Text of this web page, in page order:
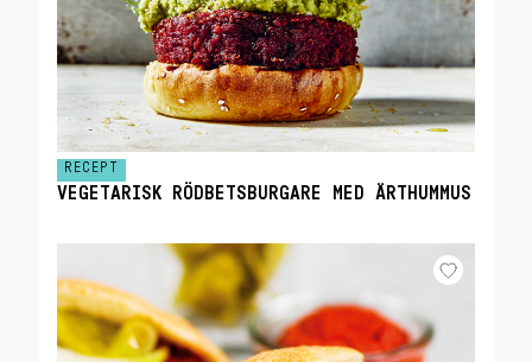
RECEPT
VEGETARISK RÖDBETSBURGARE MED ÄRTHUMMUS